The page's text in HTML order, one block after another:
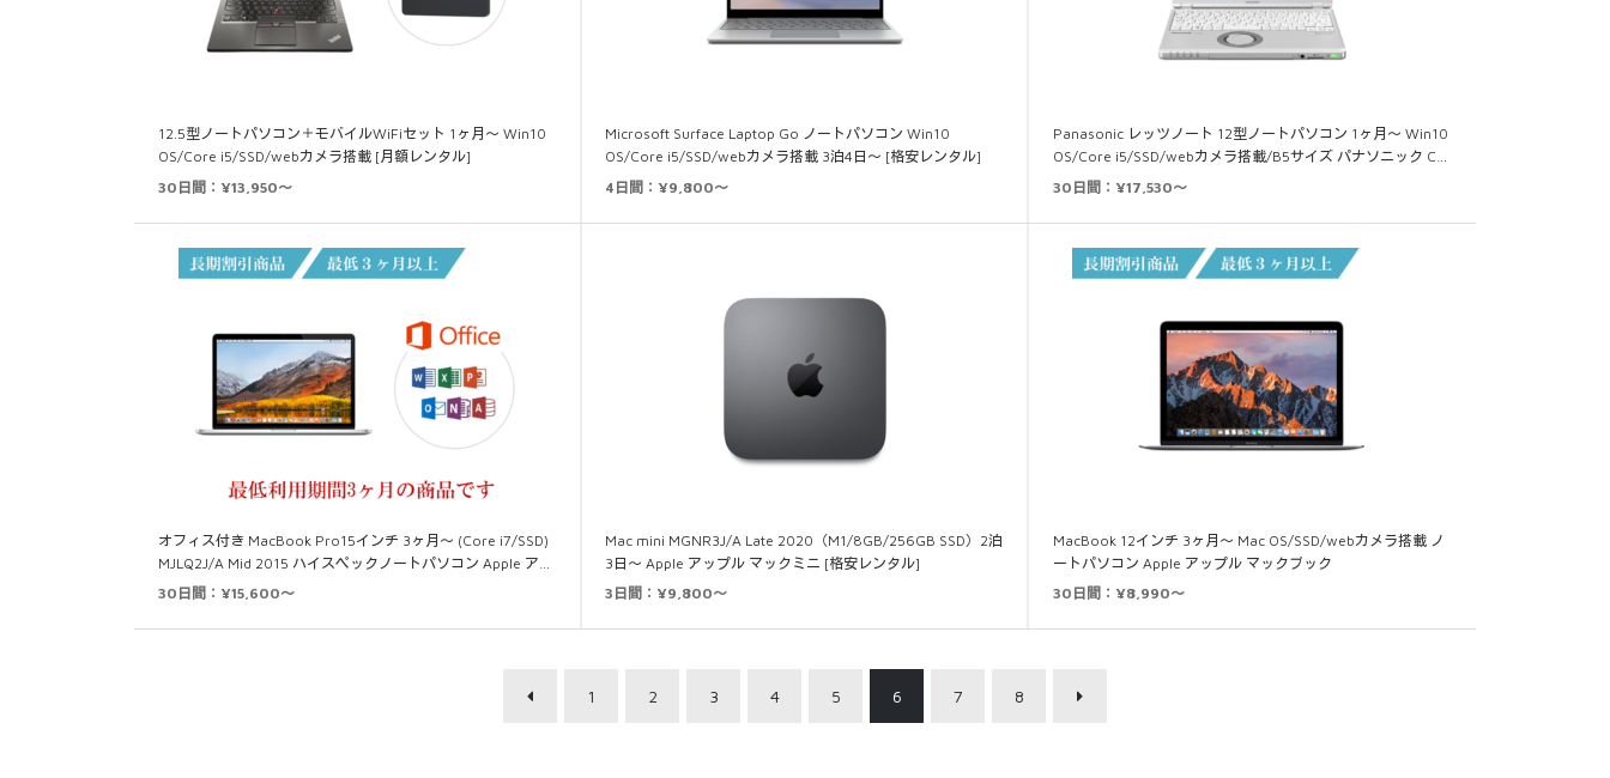
12.5型ノートパソコン＋モバイルWiFiセット 1ヶ月～ Win10
OS/Core i5/SSD/webカメラ搭載 [月額レンタル]
30日間：¥13,950～
Microsoft Surface Laptop Go ノートパソコン Win10
OS/Core i5/SSD/webカメラ搭載 3泊4日～ [格安レンタル]
4日間：¥9,800～
Panasonic レッツノート 12型ノートパソコン 1ヶ月～ Win10
OS/Core i5/SSD/webカメラ搭載/B5サイズ パナソニック C…
30日間：¥17,530～
オフィス付き MacBook Pro15インチ 3ヶ月～ (Core i7/SSD)
MJLQ2J/A Mid 2015 ハイスペックノートパソコン Apple ア…
30日間：¥15,600～
Mac mini MGNR3J/A Late 2020（M1/8GB/256GB SSD）2泊
3日～ Apple アップル マックミニ [格安レンタル]
3日間：¥9,800～
MacBook 12インチ 3ヶ月～ Mac OS/SSD/webカメラ搭載 ノ
ートパソコン Apple アップル マックブック
30日間：¥8,990～
1 2 3 4 5 6 7 8